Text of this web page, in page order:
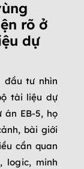
rõ ở
dự
đầu tư nhìn
tài liệu dự
EB-5, họ
bài giới
cần quan
logic, minh